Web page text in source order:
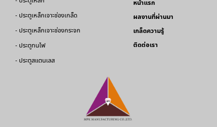
- ประตูเหล็กเจาะช่องเกล็ด
- ประตูเหล็กเจาะช่องกระจก
- ประตูทนไฟ
- ประตูสแตนเลส
หน้าแรก
ผลงานที่ผ่านมา
เกล็ดความรู้
ติดต่อเรา